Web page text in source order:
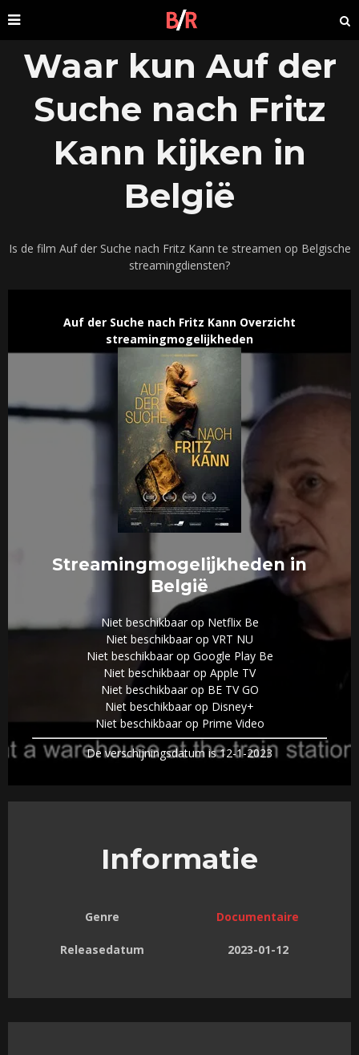
Waar kun Auf der
Suche nach Fritz
Kann kijken in
België
Is de film Auf der Suche nach Fritz Kann te streamen op Belgische
streamingdiensten?
Auf der Suche nach Fritz Kann Overzicht
streamingmogelijkheden
Streamingmogelijkheden in
België
Niet beschikbaar op Netflix Be
Niet beschikbaar op VRT NU
Niet beschikbaar op Google Play Be
Niet beschikbaar op Apple TV
Niet beschikbaar op BE TV GO
Niet beschikbaar op Disney+
Niet beschikbaar op Prime Video
De verschijningsdatum is 12-1-2023
Informatie
Genre Documentaire
Releasedatum 2023-01-12